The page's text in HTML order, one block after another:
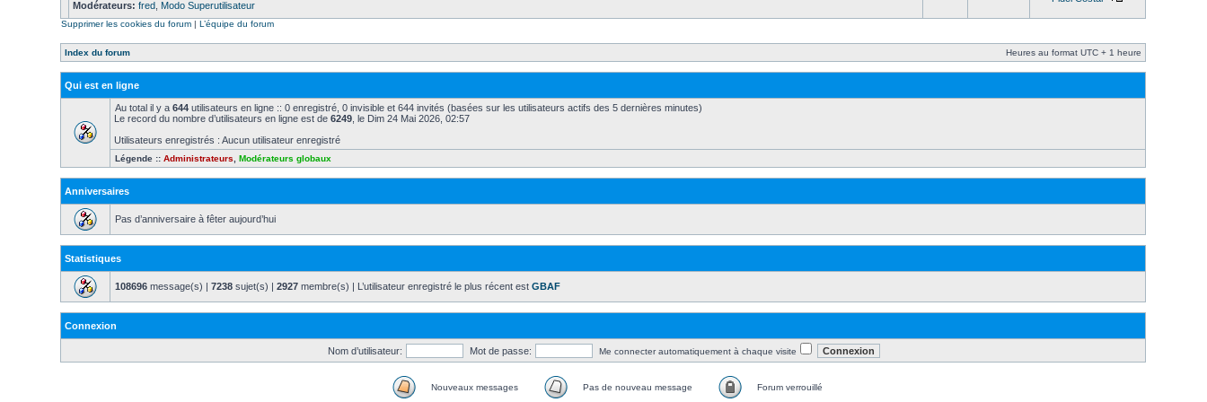
Modérateurs: fred Modo Superutilisateur
Supprimer les cookies du forum |L’équipe du forum
Index du forum Heures au format UTC + 1 heure
Qui est en ligne
Au total il y a644 utilisateurs en ligne :: 0 enregistré, 0 invisible et 644 invités (basées sur les utilisateurs actifs des 5 dernières minutes)
Le record du nombre d’utilisateurs en ligne est de6249 , le Dim 24 Mai 2026, 02:57
Utilisateurs enregistrés : Aucun utilisateur enregistré
Légende ::Administrateurs ,Modérateurs globaux
Anniversaires
Pas d’anniversaire à fêter aujourd’hui
Statistiques
108696 message(s) |7238 sujet(s) |2927 membre(s) | L’utilisateur enregistré le plus récent estGBAF
Connexion
Nom d’utilisateur: Mot de passe: Me connecter automatiquement à chaque visite
Nouveaux messages Pas de nouveau message Forum verrouillé